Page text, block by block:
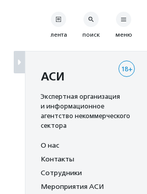
лента поиск меню
18+
АСИ
Экспертная организация
и информационное
агентство некоммерческого
сектора
О нас
Контакты
Сотрудники
Мероприятия АСИ